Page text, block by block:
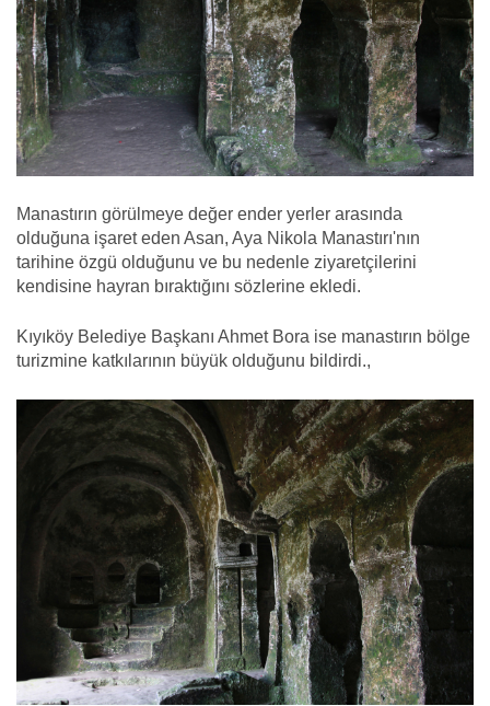
Manastırın görülmeye değer ender yerler arasında
olduğuna işaret eden Asan, Aya Nikola Manastırı'nın
tarihine özgü olduğunu ve bu nedenle ziyaretçilerini
kendisine hayran bıraktığını sözlerine ekledi.
Kıyıköy Belediye Başkanı Ahmet Bora ise manastırın bölge
turizmine katkılarının büyük olduğunu bildirdi.,